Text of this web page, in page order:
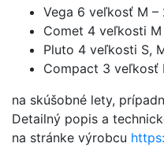
Vega 6 veľkosť M –
Comet 4 veľkosti M
Pluto 4 veľkosti S,
Compact 3 veľkosť
na skúšobné lety,
Detailný popis a
na stránke výrobcu